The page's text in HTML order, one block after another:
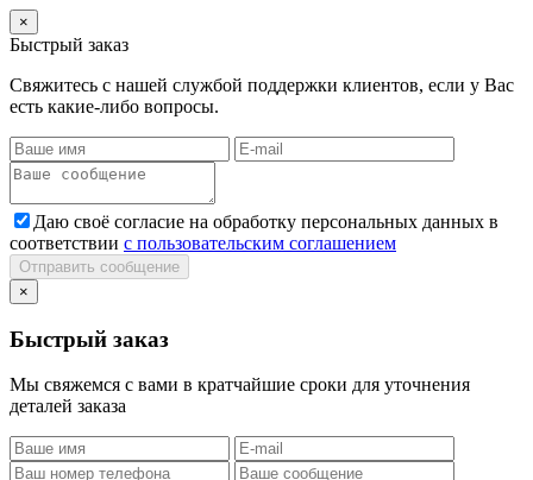
×
Быстрый заказ
Свяжитесь с нашей службой поддержки клиентов, если у Вас
есть какие-либо вопросы.
Даю своё согласие на обработку персональных данных в
соответствии с пользовательским соглашением
Отправить сообщение
×
Быстрый заказ
Мы свяжемся с вами в кратчайшие сроки для уточнения
деталей заказа